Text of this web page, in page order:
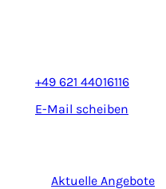
+49 621 44016116
E-Mail scheiben
Aktuelle Angebote